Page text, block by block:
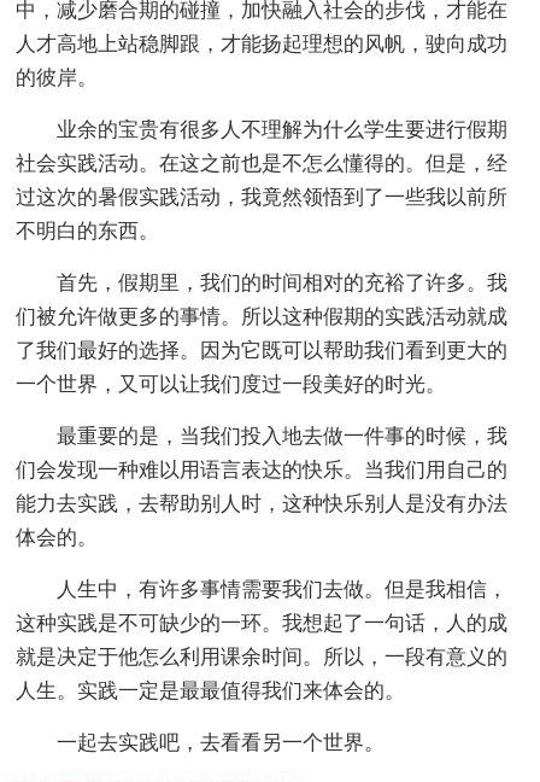
中，减少磨合期的碰撞，加快融入社会的步伐，才能在
人才高地上站稳脚跟，才能扬起理想的风帆，驶向成功
的彼岸。
业余的宝贵有很多人不理解为什么学生要进行假期
社会实践活动。在这之前也是不怎么懂得的。但是，经
过这次的暑假实践活动，我竟然领悟到了一些我以前所
不明白的东西。
首先，假期里，我们的时间相对的充裕了许多。我
们被允许做更多的事情。所以这种假期的实践活动就成
了我们最好的选择。因为它既可以帮助我们看到更大的
一个世界，又可以让我们度过一段美好的时光。
最重要的是，当我们投入地去做一件事的时候，我
们会发现一种难以用语言表达的快乐。当我们用自己的
能力去实践，去帮助别人时，这种快乐别人是没有办法
体会的。
人生中，有许多事情需要我们去做。但是我相信，
这种实践是不可缺少的一环。我想起了一句话，人的成
就是决定于他怎么利用课余时间。所以，一段有意义的
人生。实践一定是最最值得我们来体会的。
一起去实践吧，去看看另一个世界。